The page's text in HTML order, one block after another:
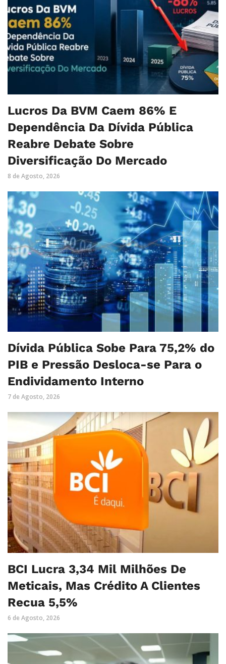
Lucros Da BVM Caem 86% E
Dependência Da Dívida Pública
Reabre Debate Sobre
Diversificação Do Mercado
8 de Agosto, 2026
Dívida Pública Sobe Para 75,2% do
PIB e Pressão Desloca-se Para o
Endividamento Interno
7 de Agosto, 2026
BCI Lucra 3,34 Mil Milhões De
Meticais, Mas Crédito A Clientes
Recua 5,5%
6 de Agosto, 2026